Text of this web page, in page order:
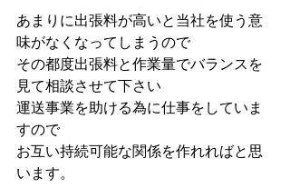
あまりに出張料が高いと当社を使う意
味がなくなってしまうので
その都度出張料と作業量でバランスを
見て相談させて下さい
運送事業を助ける為に仕事をしていま
すので
お互い持続可能な関係を作れればと思
います。